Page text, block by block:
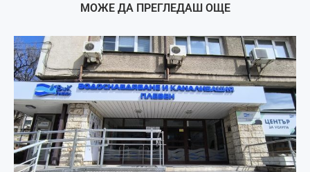
МОЖЕ ДА ПРЕГЛЕДАШ ОЩЕ